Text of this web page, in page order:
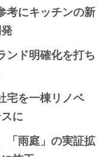
考にキッチンの新
ンド明確化を打ち
宅を一棟リノベ
に
「雨庭」の実証拡